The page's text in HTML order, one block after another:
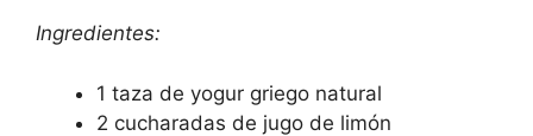
Ingredientes:
1 taza de yogur griego natural
2 cucharadas de jugo de limón